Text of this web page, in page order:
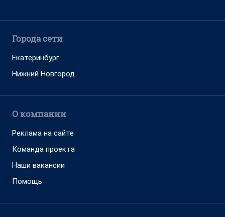
Города сети
Екатеринбург
Нижний Новгород
О компании
Реклама на сайте
Команда проекта
Наши вакансии
Помощь